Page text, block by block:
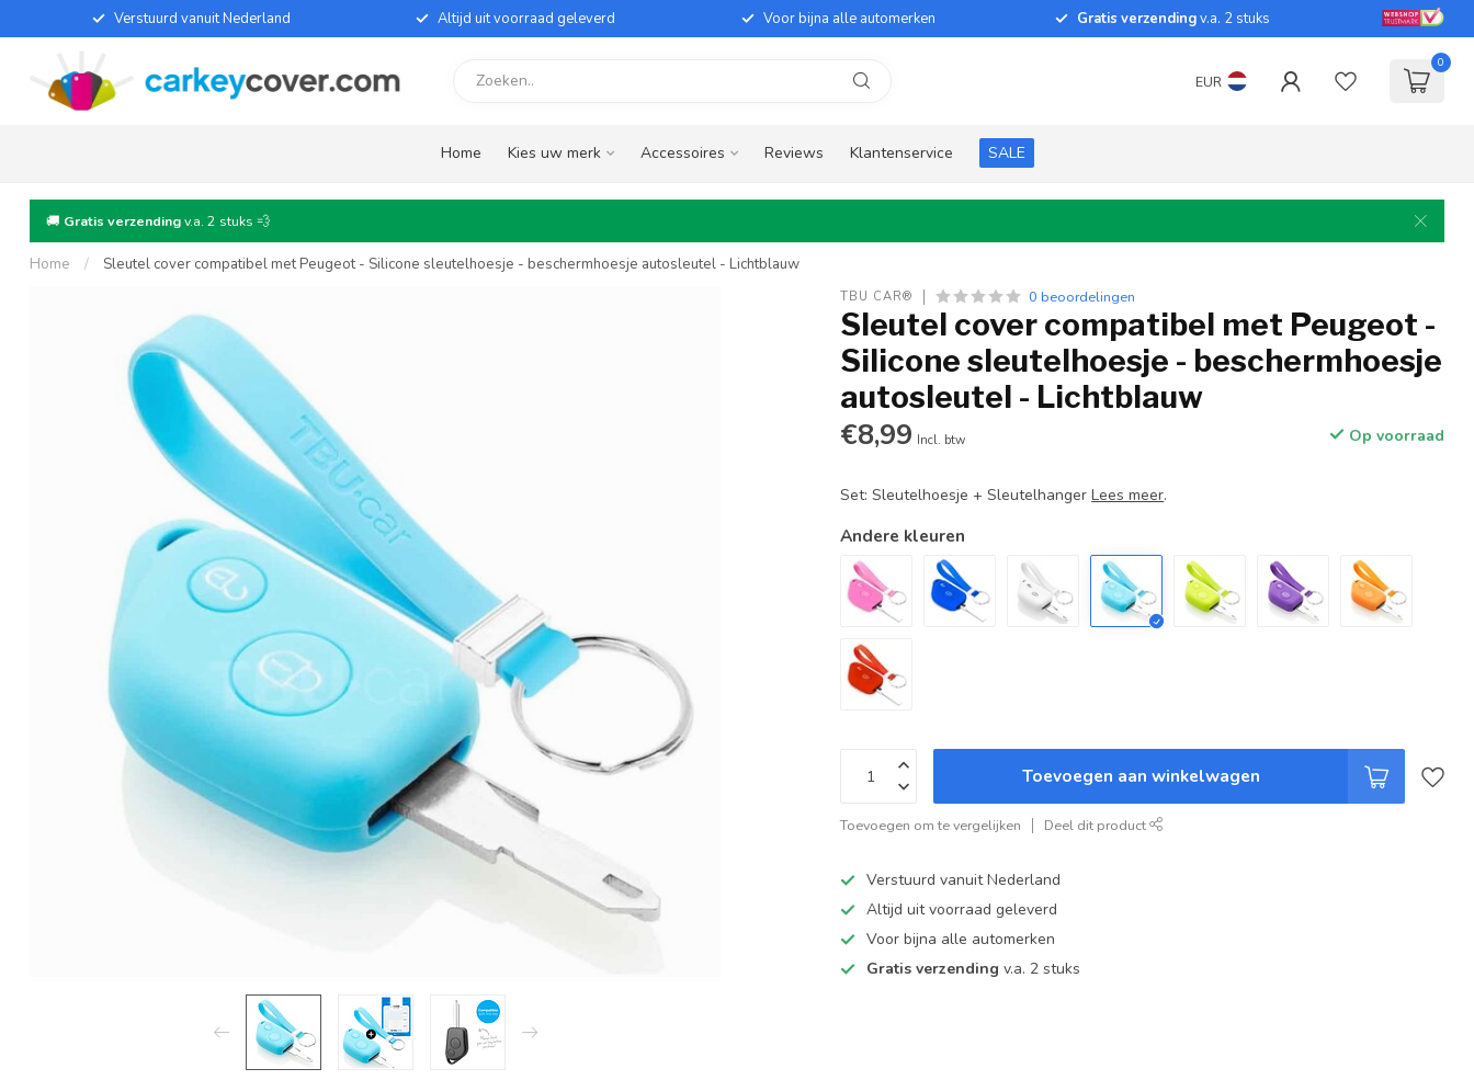
Verstuurd vanuit Nederland Altijd uit voorraad geleverd Voor bijna alle automerken Gratis verzendingv.a. 2 stuks
EUR
0
Home Kies uw merk Accessoires Reviews Klantenservice SALE
🚚 Gratis verzendingv.a. 2 stuks 💨
Home / Sleutel cover compatibel met Peugeot - Silicone sleutelhoesje - beschermhoesje autosleutel - Lichtblauw
TBU CAR® 0 beoordelingen
Sleutel cover compatibel met Peugeot -
Silicone sleutelhoesje - beschermhoesje
autosleutel - Lichtblauw
€8,99 Incl. btw Op voorraad
Set: Sleutelhoesje + SleutelhangerLees meer.
Andere kleuren
Toevoegen aan winkelwagen
Toevoegen om te vergelijken Deel dit product
Verstuurd vanuit Nederland
Altijd uit voorraad geleverd
Voor bijna alle automerken
Gratis verzending v.a. 2 stuks